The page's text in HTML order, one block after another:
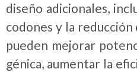
diseño adicionales,
codones y la
pueden mejorar
génica, aumentar la